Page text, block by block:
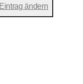
Eintrag ändern